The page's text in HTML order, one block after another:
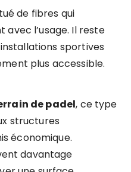
de fibres qui
avec l’usage. Il reste
sportives
plus accessible.
de padel, ce type
structures
économique.
davantage